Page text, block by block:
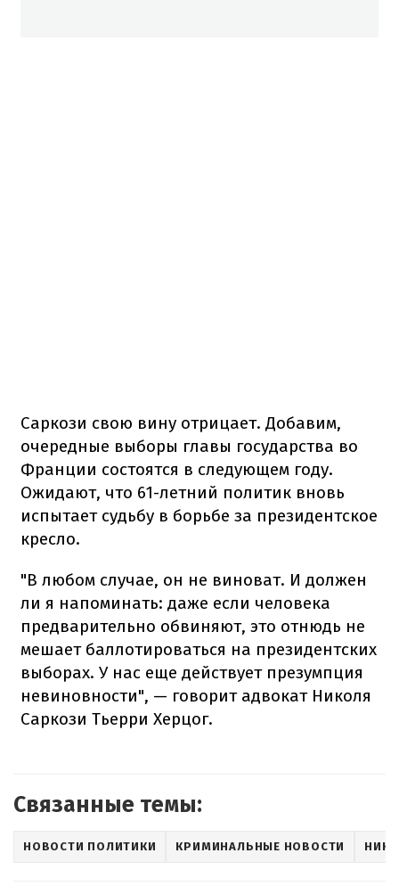
Саркози свою вину отрицает. Добавим,
очередные выборы главы государства во
Франции состоятся в следующем году.
Ожидают, что 61-летний политик вновь
испытает судьбу в борьбе за президентское
кресло.
"В любом случае, он не виноват. И должен
ли я напоминать: даже если человека
предварительно обвиняют, это отнюдь не
мешает баллотироваться на президентских
выборах. У нас еще действует презумпция
невиновности", — говорит адвокат Николя
Саркози Тьерри Херцог.
Связанные темы:
НОВОСТИ ПОЛИТИКИ КРИМИНАЛЬНЫЕ НОВОСТИ